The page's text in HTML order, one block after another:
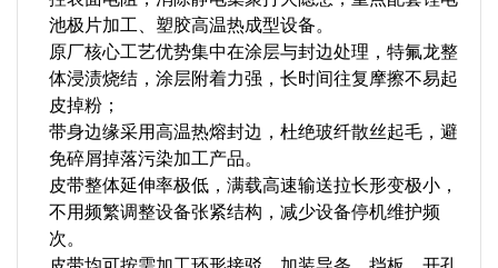
池极片加工、塑胶高温热成型设备。
原厂核心工艺优势集中在涂层与封边处理，特氟龙整
体浸渍烧结，涂层附着力强，长时间往复摩擦不易起
皮掉粉；
带身边缘采用高温热熔封边，杜绝玻纤散丝起毛，避
免碎屑掉落污染加工产品。
皮带整体延伸率极低，满载高速输送拉长形变极小，
不用频繁调整设备张紧结构，减少设备停机维护频
次。